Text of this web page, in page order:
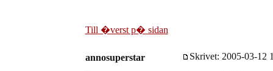
Till �verst p� sidan
annosuperstar Skrivet: 2005-03-12